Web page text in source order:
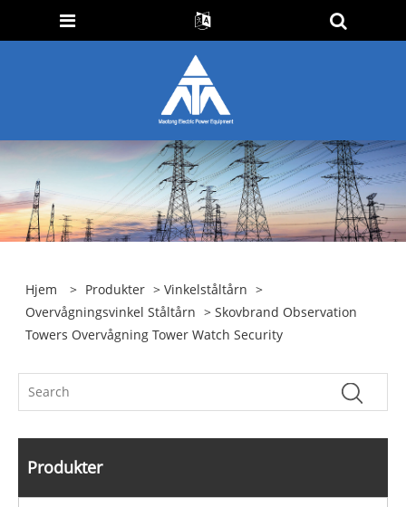
Hjem > Produkter >Vinkelståltårn >
Overvågningsvinkel Ståltårn > Skovbrand Observation
Towers Overvågning Tower Watch Security
Produkter